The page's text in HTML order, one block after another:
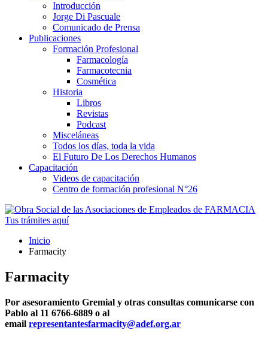
Introducción
Jorge Di Pascuale
Comunicado de Prensa
Publicaciones
Formación Profesional
Farmacología
Farmacotecnia
Cosmética
Historia
Libros
Revistas
Podcast
Misceláneas
Todos los días, toda la vida
El Futuro De Los Derechos Humanos
Capacitación
Videos de capacitación
Centro de formación profesional N°26
Tus trámites aquí
Inicio
Farmacity
Farmacity
Por asesoramiento Gremial y otras consultas comunicarse con
Pablo al 11 6766-6889 o al
email representantesfarmacity@adef.org.ar